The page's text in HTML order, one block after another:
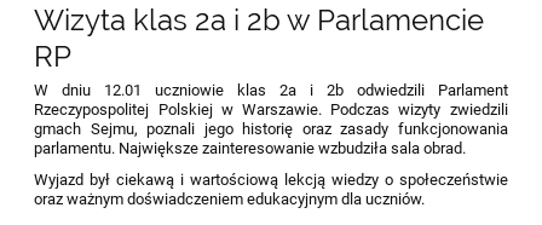
Wizyta klas 2a i 2b w Parlamencie
RP
W dniu 12.01 uczniowie klas 2a i 2b odwiedzili Parlament
Rzeczypospolitej Polskiej w Warszawie. Podczas wizyty zwiedzili
gmach Sejmu, poznali jego historię oraz zasady funkcjonowania
parlamentu. Największe zainteresowanie wzbudziła sala obrad.
Wyjazd był ciekawą i wartościową lekcją wiedzy o społeczeństwie
oraz ważnym doświadczeniem edukacyjnym dla uczniów.